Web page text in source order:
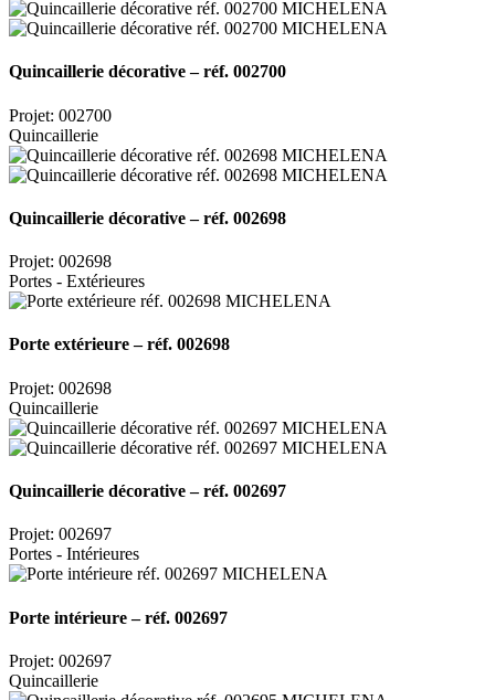
Quincaillerie décorative – réf. 002700
Projet: 002700
Quincaillerie
Quincaillerie décorative – réf. 002698
Projet: 002698
Portes - Extérieures
Porte extérieure – réf. 002698
Projet: 002698
Quincaillerie
Quincaillerie décorative – réf. 002697
Projet: 002697
Portes - Intérieures
Porte intérieure – réf. 002697
Projet: 002697
Quincaillerie